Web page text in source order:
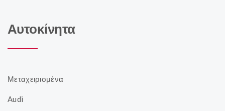
Αυτοκίνητα
Μεταχειρισμένα
Audi